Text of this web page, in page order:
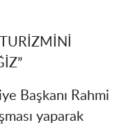
Başkanı Rahmi
yaparak